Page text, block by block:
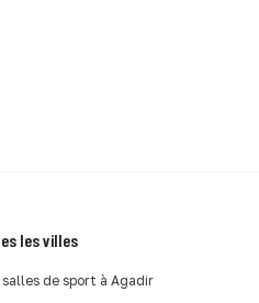
les villes
de sport à Agadir